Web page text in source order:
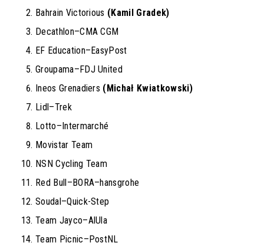
Bahrain Victorious (Kamil Gradek)
Decathlon–CMA CGM
EF Education–EasyPost
Groupama–FDJ United
Ineos Grenadiers (Michał Kwiatkowski)
Lidl–Trek
Lotto–Intermarché
Movistar Team
NSN Cycling Team
Red Bull–BORA–hansgrohe
Soudal–Quick-Step
Team Jayco–AlUla
Team Picnic–PostNL